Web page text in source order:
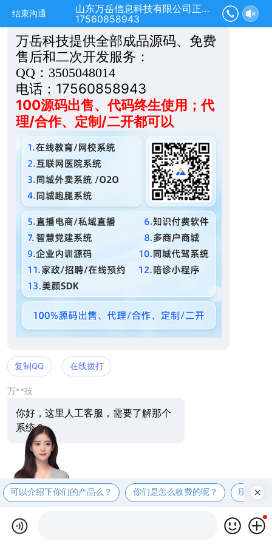
结束沟通
山东万岳信息科技有限公司正在为您服务
17560858943
万**技
万岳科技提供全部成品源码、免费
售后和二次开发服务：
QQ：3505048014
电话：17560858943
100源码出售、代码终生使用；代
理/合作、定制/二开都可以
复制QQ 在线拨打
万**技
你好，这里人工客服，需要了解那个
系统？
可以介绍下你们的产品么？ 你们是怎么收费的呢？ 现在有